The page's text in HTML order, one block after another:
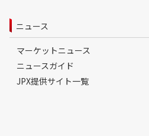
ニュース
マーケットニュース
ニュースガイド
JPX提供サイト一覧